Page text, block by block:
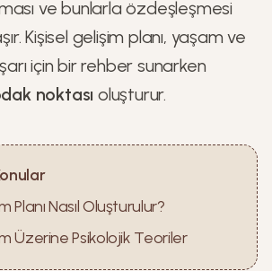
ve bunlarla özdeşleşmesi
Kişisel gelişim planı, yaşam ve
için bir rehber sunarken
noktası oluşturur.
Planı Nasıl Oluşturulur?
Üzerine Psikolojik Teoriler